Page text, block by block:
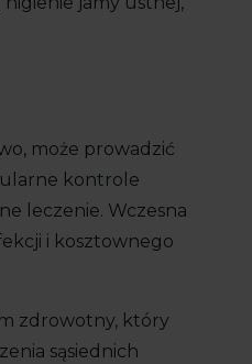
może prowadzić
kontrole
leczenie. Wczesna
i kosztownego
zdrowotny, który
sąsiednich